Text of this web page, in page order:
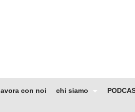
con noi chi siamo